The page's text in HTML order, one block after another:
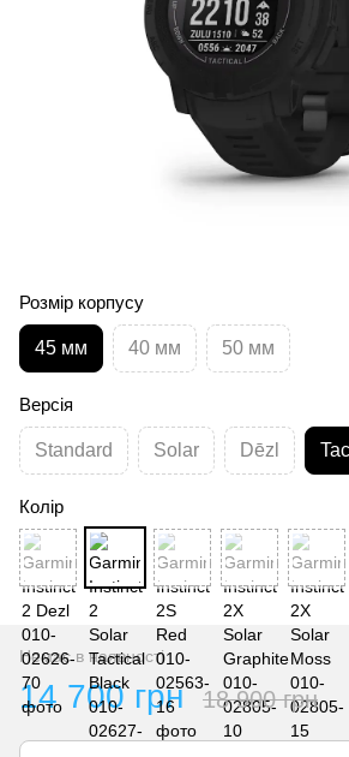
Розмір корпусу
45 мм 40 мм 50 мм
Версія
Standard Solar Dēzl
Колір
Немає в наявності
14 700 грн 18 900 грн